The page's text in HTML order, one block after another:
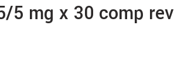
5 mg x 30 comp rev